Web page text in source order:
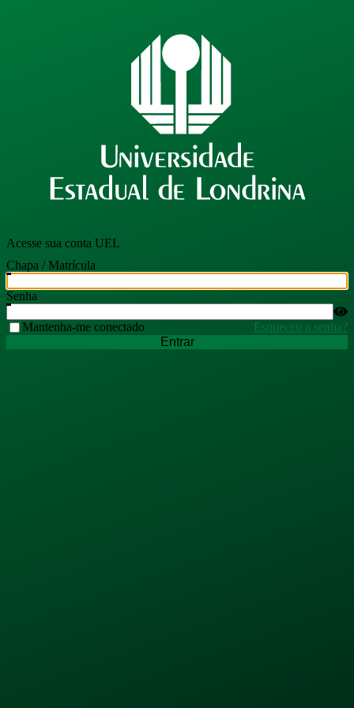
Acesse sua conta UEL
Chapa / Matrícula
Senha
Mantenha-me conectado
Esqueceu a senha?
Entrar